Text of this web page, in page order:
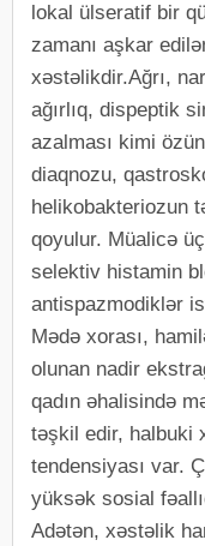
lokal ülseratif bir
zamanı aşkar
xəstəlikdir.Ağrı,
ağırlıq, dispeptik
azalması kimi
diaqnozu,
helikobakteriozun
qoyulur. Müalicə
selektiv histamin
antispazmodiklər
Mədə xorası,
olunan nadir
qadın əhalisində
təşkil edir, halbuki
tendensiyası var.
yüksək sosial
Adətən, xəstəlik